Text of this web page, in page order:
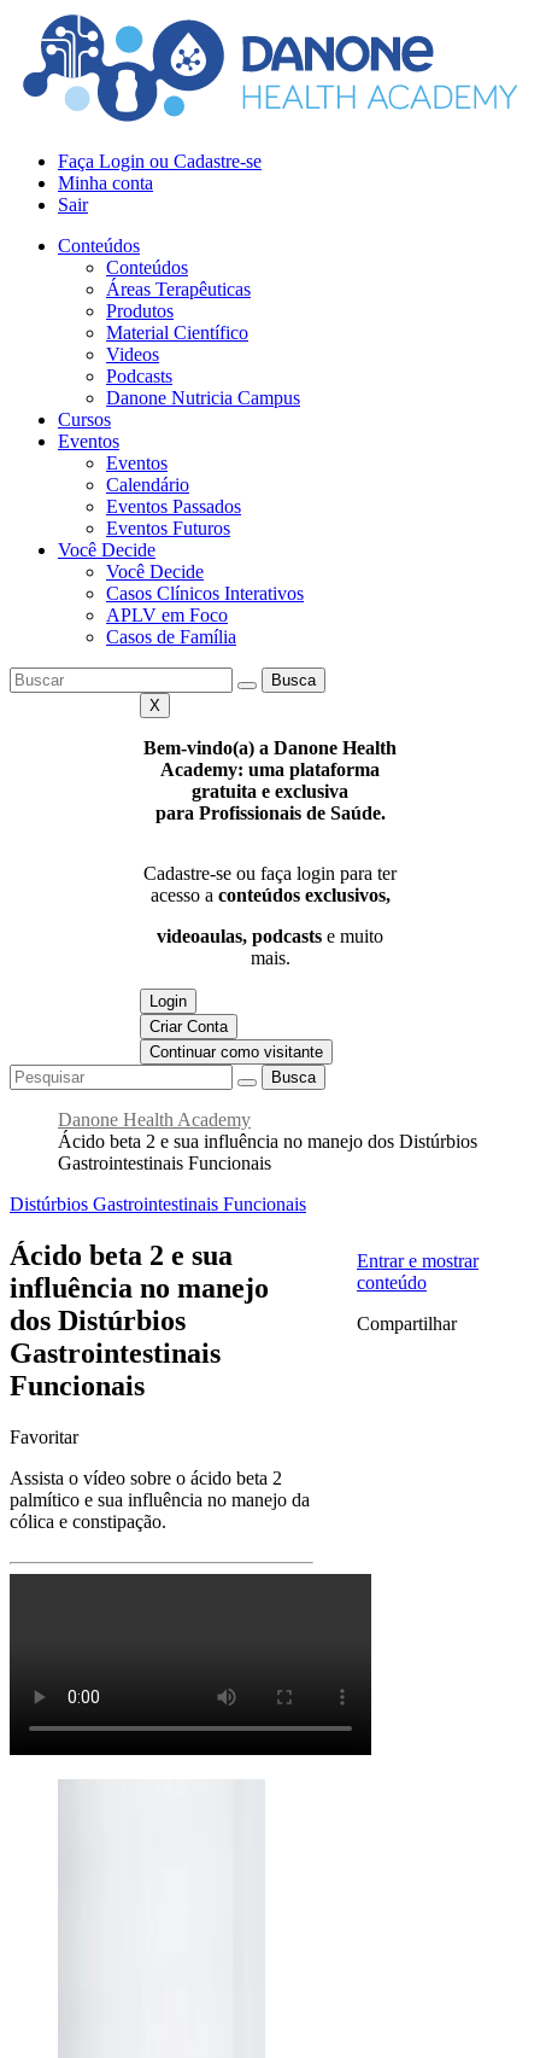
Faça Login ou Cadastre-se
Minha conta
Sair
Conteúdos
Conteúdos
Áreas Terapêuticas
Produtos
Material Científico
Videos
Podcasts
Danone Nutricia Campus
Cursos
Eventos
Eventos
Calendário
Eventos Passados
Eventos Futuros
Você Decide
Você Decide
Casos Clínicos Interativos
APLV em Foco
Casos de Família
Busca
X
Bem-vindo(a) a Danone Health
Academy: uma plataforma
gratuita e exclusiva
para Profissionais de Saúde.
Cadastre-se ou faça login para ter
acesso a conteúdos exclusivos,
videoaulas, podcasts e muito
mais.
Login
Criar Conta
Continuar como visitante
Busca
Danone Health Academy
Ácido beta 2 e sua influência no manejo dos Distúrbios
Gastrointestinais Funcionais
Distúrbios Gastrointestinais Funcionais
Ácido beta 2 e sua
influência no manejo
dos Distúrbios
Gastrointestinais
Funcionais
Favoritar
Assista o vídeo sobre o ácido beta 2
palmítico e sua influência no manejo da
cólica e constipação.
Entrar e mostrar
conteúdo
Compartilhar